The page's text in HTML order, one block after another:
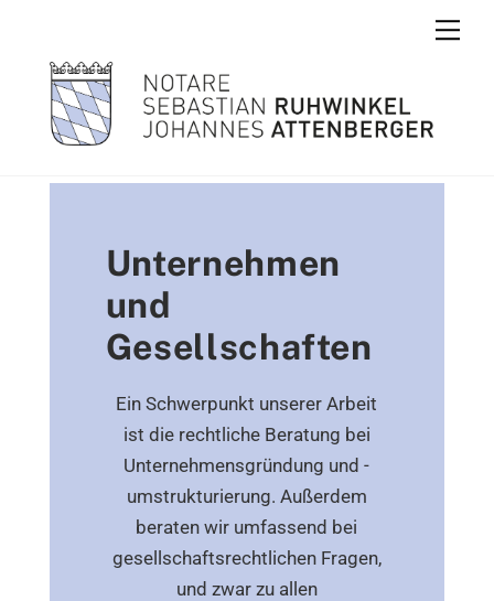
content
Unternehmen
und
Gesellschaften
Ein Schwerpunkt unserer Arbeit
ist die rechtliche Beratung bei
Unternehmensgründung und -
umstrukturierung. Außerdem
beraten wir umfassend bei
gesellschaftsrechtlichen Fragen,
und zwar zu allen